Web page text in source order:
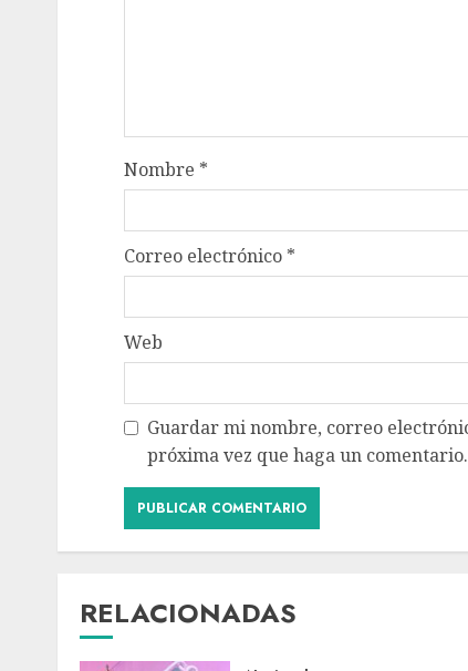
Nombre *
Correo electrónico *
Web
Guardar mi nombre, correo
próxima vez que haga un comentario.
RELACIONADAS